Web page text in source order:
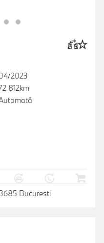
2023
812km
Bucuresti